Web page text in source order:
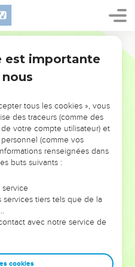
L’ÉVÉNEMENT
!
VOUS ÉVITER LES
?
moins les doutes, les erreurs
alors même que ce
ont façonnés.
et responsables
afin que leurs erreurs
est importante
tous les cookies », vous
des traceurs (comme des
votre compte utilisateur) et
(comme vos
renseignées dans
buts suivants :
service
tiers tels que de la
avec notre service de
cookies